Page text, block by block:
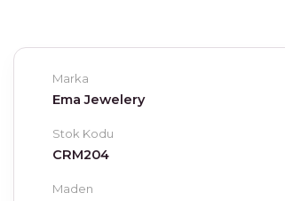
Marka
Ema Jewelery
Stok Kodu
CRM204
Maden